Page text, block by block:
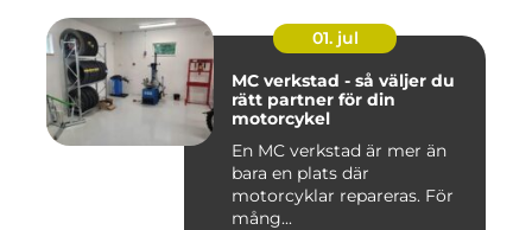
01. jul
MC verkstad - så väljer du
rätt partner för din
motorcykel
En MC verkstad är mer än
bara en plats där
motorcyklar repareras. För
mång...